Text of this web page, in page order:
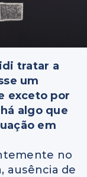
tratar a
um
exceto por
algo que
em
no
ausência de